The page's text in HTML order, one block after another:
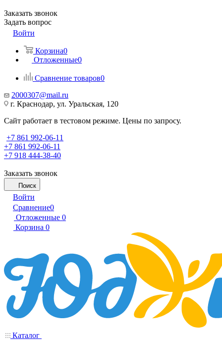
Заказать звонок
Задать вопрос
Войти
Корзина0
Отложенные0
Сравнение товаров0
2000307@mail.ru
г. Краснодар, ул. Уральская, 120
Сайт работает в тестовом режиме. Цены по запросу.
+7 861 992-06-11
+7 861 992-06-11
+7 918 444-38-40
Заказать звонок
Поиск
Войти
Сравнение0
Отложенные 0
Корзина 0
Каталог